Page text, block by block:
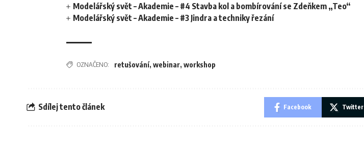
Modelářský svět – Akademie – #4 Stavba kol a bombírování se Zdeňkem „Teo“
Modelářský svět – Akademie – #3 Jindra a techniky řezání
OZNAČENO: retušování, webinar, workshop
Sdílej tento článek Facebook Twitter